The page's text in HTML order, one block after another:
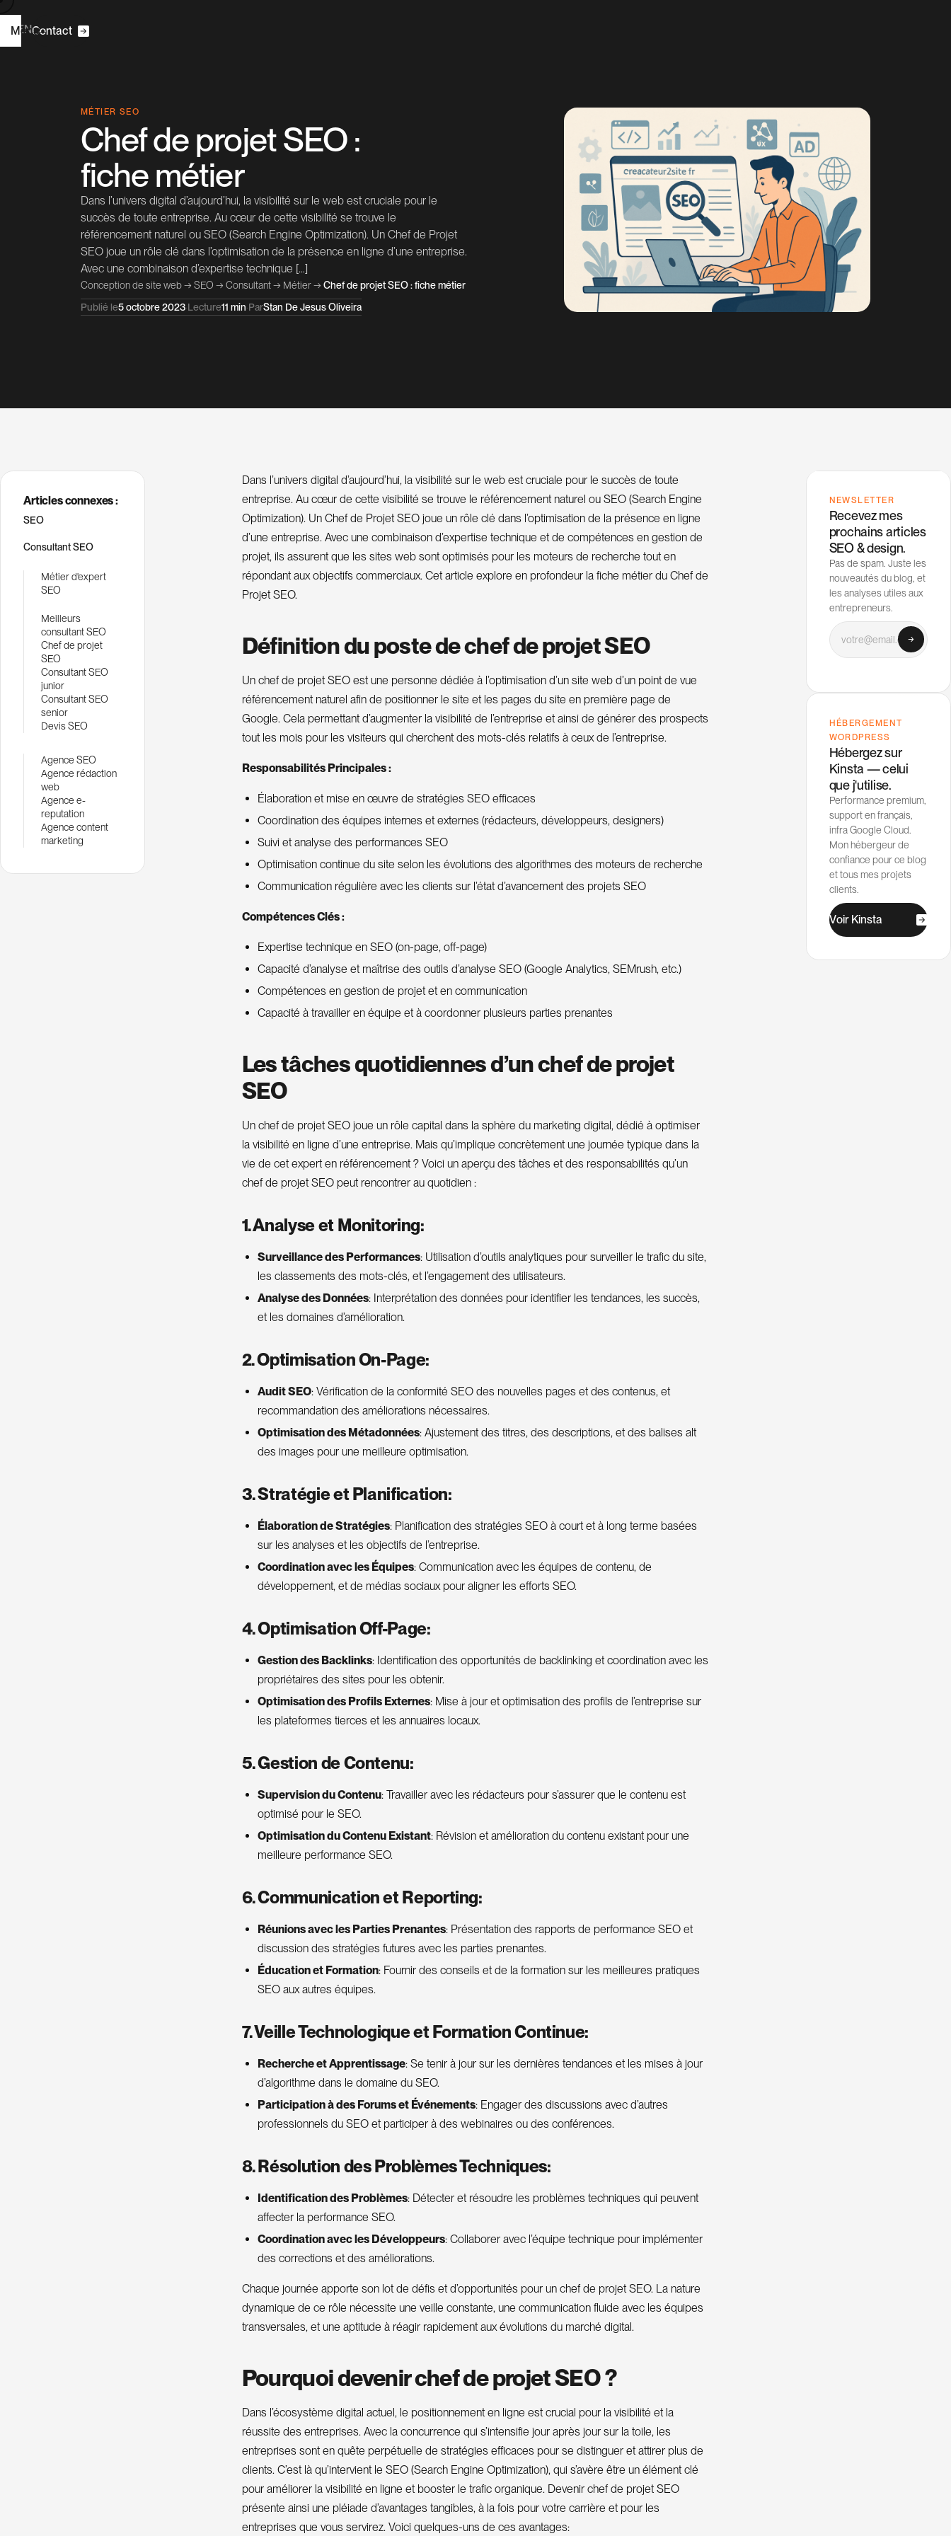
Menu
ndesite
antSEO
s
d
R|ENContact
MÉTIER SEO
Chef de projet SEO :
fiche métier
Dans l’univers digital d’aujourd’hui, la visibilité sur le web est cruciale pour le
succès de toute entreprise. Au cœur de cette visibilité se trouve le
référencement naturel ou SEO (Search Engine Optimization). Un Chef de Projet
SEO joue un rôle clé dans l’optimisation de la présence en ligne d’une entreprise.
Avec une combinaison d’expertise technique […]
Conception de site web→ SEO → Consultant→ Métier→ Chef de projet SEO : fiche métier
Publié le5 octobre 2023·Lecture11 min·ParStan De Jesus Oliveira
Articles connexes :
SEO
Consultant SEO
Métier d'expert
SEO
Meilleurs
consultant SEO
Chef de projet
SEO
Consultant SEO
junior
Consultant SEO
senior
Devis SEO
Agence SEO
Agence rédaction
web
Agence e-
reputation
Agence content
marketing
Dans l’univers digital d’aujourd’hui, la visibilité sur le web est cruciale pour le succès de toute
entreprise. Au cœur de cette visibilité se trouve le référencement naturel ou SEO (Search Engine
Optimization). Un Chef de Projet SEO joue un rôle clé dans l’optimisation de la présence en ligne
d’une entreprise. Avec une combinaison d’expertise technique et de compétences en gestion de
projet, ils assurent que les sites web sont optimisés pour les moteurs de recherche tout en
répondant aux objectifs commerciaux. Cet article explore en profondeur la fiche métier du Chef de
Projet SEO.
Définition du poste de chef de projet SEO
Un chef de projet SEO est une personne dédiée à l’optimisation d’un site web d’un point de vue
référencement naturel afin de positionner le site et les pages du site en première page de
Google. Cela permettant d’augmenter la visibilité de l’entreprise et ainsi de générer des prospects
tout les mois pour les visiteurs qui cherchent des mots-clés relatifs à ceux de l’entreprise.
Responsabilités Principales :
Élaboration et mise en œuvre de stratégies SEO efficaces
Coordination des équipes internes et externes (rédacteurs, développeurs, designers)
Suivi et analyse des performances SEO
Optimisation continue du site selon les évolutions des algorithmes des moteurs de recherche
Communication régulière avec les clients sur l’état d’avancement des projets SEO
Compétences Clés :
Expertise technique en SEO (on-page, off-page)
Capacité d’analyse et maîtrise des outils d’analyse SEO (Google Analytics, SEMrush, etc.)
Compétences en gestion de projet et en communication
Capacité à travailler en équipe et à coordonner plusieurs parties prenantes
Les tâches quotidiennes d’un chef de projet
SEO
Un chef de projet SEO joue un rôle capital dans la sphère du marketing digital, dédié à optimiser
la visibilité en ligne d’une entreprise. Mais qu’implique concrètement une journée typique dans la
vie de cet expert en référencement ? Voici un aperçu des tâches et des responsabilités qu’un
chef de projet SEO peut rencontrer au quotidien :
1. Analyse et Monitoring:
Surveillance des Performances: Utilisation d’outils analytiques pour surveiller le trafic du site,
les classements des mots-clés, et l’engagement des utilisateurs.
Analyse des Données: Interprétation des données pour identifier les tendances, les succès,
et les domaines d’amélioration.
2. Optimisation On-Page:
Audit SEO: Vérification de la conformité SEO des nouvelles pages et des contenus, et
recommandation des améliorations nécessaires.
Optimisation des Métadonnées: Ajustement des titres, des descriptions, et des balises alt
des images pour une meilleure optimisation.
3. Stratégie et Planification:
Élaboration de Stratégies: Planification des stratégies SEO à court et à long terme basées
sur les analyses et les objectifs de l’entreprise.
Coordination avec les Équipes: Communication avec les équipes de contenu, de
développement, et de médias sociaux pour aligner les efforts SEO.
4. Optimisation Off-Page:
Gestion des Backlinks: Identification des opportunités de backlinking et coordination avec les
propriétaires des sites pour les obtenir.
Optimisation des Profils Externes: Mise à jour et optimisation des profils de l’entreprise sur
les plateformes tierces et les annuaires locaux.
5. Gestion de Contenu:
Supervision du Contenu: Travailler avec les rédacteurs pour s’assurer que le contenu est
optimisé pour le SEO.
Optimisation du Contenu Existant: Révision et amélioration du contenu existant pour une
meilleure performance SEO.
6. Communication et Reporting:
Réunions avec les Parties Prenantes: Présentation des rapports de performance SEO et
discussion des stratégies futures avec les parties prenantes.
Éducation et Formation: Fournir des conseils et de la formation sur les meilleures pratiques
SEO aux autres équipes.
7. Veille Technologique et Formation Continue:
Recherche et Apprentissage: Se tenir à jour sur les dernières tendances et les mises à jour
d’algorithme dans le domaine du SEO.
Participation à des Forums et Événements: Engager des discussions avec d’autres
professionnels du SEO et participer à des webinaires ou des conférences.
8. Résolution des Problèmes Techniques:
Identification des Problèmes: Détecter et résoudre les problèmes techniques qui peuvent
affecter la performance SEO.
Coordination avec les Développeurs: Collaborer avec l’équipe technique pour implémenter
des corrections et des améliorations.
Chaque journée apporte son lot de défis et d’opportunités pour un chef de projet SEO. La nature
dynamique de ce rôle nécessite une veille constante, une communication fluide avec les équipes
transversales, et une aptitude à réagir rapidement aux évolutions du marché digital.
Pourquoi devenir chef de projet SEO ?
Dans l’écosystème digital actuel, le positionnement en ligne est crucial pour la visibilité et la
réussite des entreprises. Avec la concurrence qui s’intensifie jour après jour sur la toile, les
entreprises sont en quête perpétuelle de stratégies efficaces pour se distinguer et attirer plus de
clients. C’est là qu’intervient le SEO (Search Engine Optimization), qui s’avère être un élément clé
pour améliorer la visibilité en ligne et booster le trafic organique. Devenir chef de projet SEO
présente ainsi une pléiade d’avantages tangibles, à la fois pour votre carrière et pour les
entreprises que vous servirez. Voici quelques-uns de ces avantages:
NEWSLETTER
Recevez mes
prochains articles
SEO & design.
Pas de spam. Juste les
nouveautés du blog, et
les analyses utiles aux
entrepreneurs.
Votre email
HÉBERGEMENT
WORDPRESS
Hébergez sur
Kinsta — celui
que j'utilise.
Performance premium,
support en français,
infra Google Cloud.
Mon hébergeur de
confiance pour ce blog
et tous mes projets
clients.
Voir Kinsta